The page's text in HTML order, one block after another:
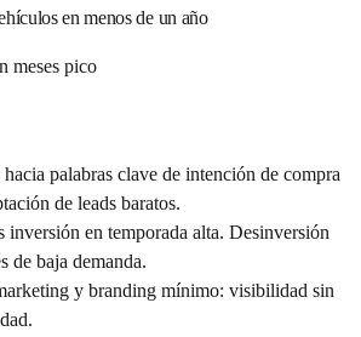
en menos de un año
meses pico
palabras clave de intención de compra
de leads baratos.
inversión en temporada alta. Desinversión
de baja demanda.
y branding mínimo: visibilidad sin